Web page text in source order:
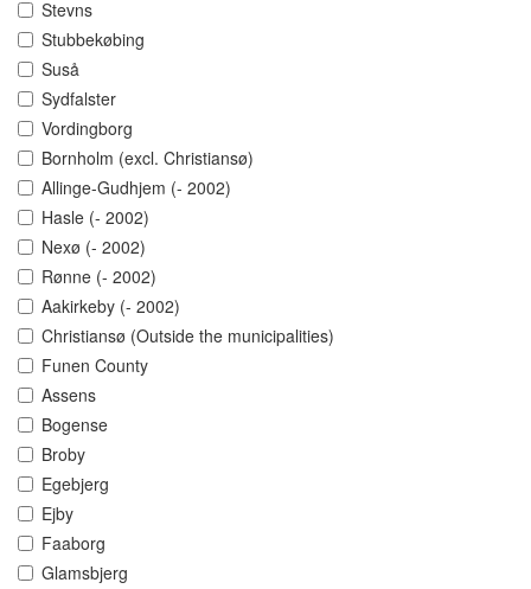
Stevns
Stubbekøbing
Suså
Sydfalster
Vordingborg
Bornholm (excl. Christiansø)
Allinge-Gudhjem (- 2002)
Hasle (- 2002)
Nexø (- 2002)
Rønne (- 2002)
Aakirkeby (- 2002)
Christiansø (Outside the municipalities)
Funen County
Assens
Bogense
Broby
Egebjerg
Ejby
Faaborg
Glamsbjerg